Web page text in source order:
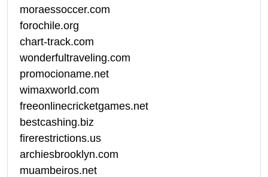
moraessoccer.com
forochile.org
chart-track.com
wonderfultraveling.com
promocioname.net
wimaxworld.com
freeonlinecricketgames.net
bestcashing.biz
firerestrictions.us
archiesbrooklyn.com
muambeiros.net